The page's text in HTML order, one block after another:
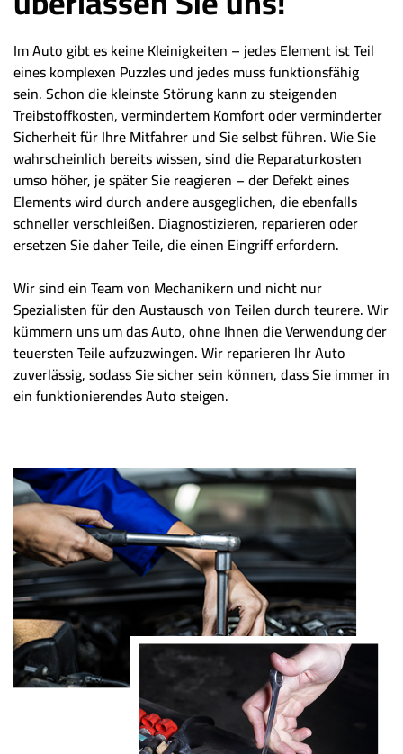
Im Auto gibt es keine Kleinigkeiten – jedes Element ist Teil
eines komplexen Puzzles und jedes muss funktionsfähig
sein. Schon die kleinste Störung kann zu steigenden
Treibstoffkosten, vermindertem Komfort oder verminderter
Sicherheit für Ihre Mitfahrer und Sie selbst führen. Wie Sie
wahrscheinlich bereits wissen, sind die Reparaturkosten
umso höher, je später Sie reagieren – der Defekt eines
Elements wird durch andere ausgeglichen, die ebenfalls
schneller verschleißen. Diagnostizieren, reparieren oder
ersetzen Sie daher Teile, die einen Eingriff erfordern.
Wir sind ein Team von Mechanikern und nicht nur
Spezialisten für den Austausch von Teilen durch teurere. Wir
kümmern uns um das Auto, ohne Ihnen die Verwendung der
teuersten Teile aufzuzwingen. Wir reparieren Ihr Auto
zuverlässig, sodass Sie sicher sein können, dass Sie immer in
ein funktionierendes Auto steigen.